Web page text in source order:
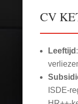
CV
Leeftijd
ISDE-